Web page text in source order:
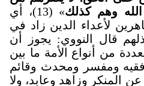
وهم كذلك
» (13)، أي
لأعداء الدين زاد في
قال النووي: يجوز أن
من أنواع الأمة ما بين
ومفسر ومحدث وقائم
المنكر وزاهد وعابد، ولا